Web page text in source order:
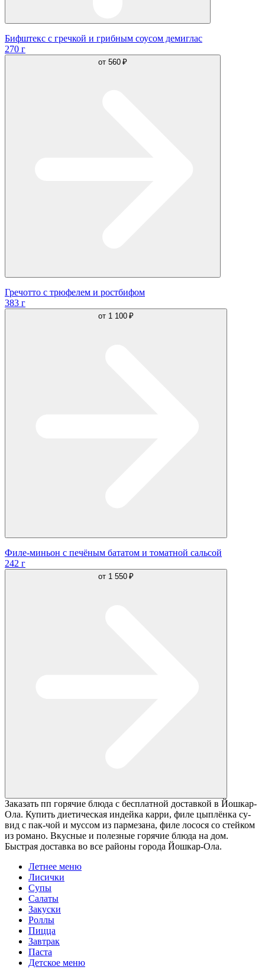
Бифштекс с гречкой и грибным соусом демиглас
270 г
от 560 ₽
Гречотто с трюфелем и ростбифом
383 г
от 1 100 ₽
Филе-миньон с печёным бататом и томатной сальсой
242 г
от 1 550 ₽
Заказать пп горячие блюда с бесплатной доставкой в Йошкар-
Ола. Купить диетическая индейка карри, филе цыплёнка су-
вид с пак-чой и муссом из пармезана, филе лосося со стейком
из романо. Вкусные и полезные горячие блюда на дом.
Быстрая доставка во все районы города Йошкар-Ола.
Летнее меню
Лисички
Супы
Салаты
Закуски
Роллы
Пицца
Завтрак
Паста
Детское меню